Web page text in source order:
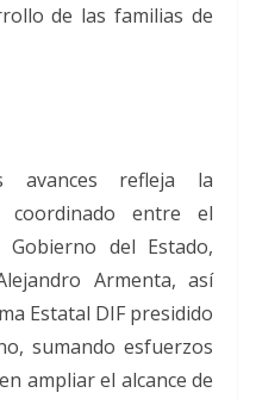
de las familias de
avances refleja la
coordinado entre el
del Estado,
Armenta, así
Estatal DIF presidido
sumando esfuerzos
ampliar el alcance de